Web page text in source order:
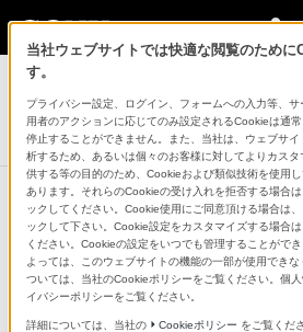
デジタル一眼カメラ α（アルファ）
縦位置グリップ
VG-C3EM
デジタル一眼カメラ“α”[Eマウント]
デジタル一眼カメラ“α”[Eマウ
当社ウェブサイトでは快適な閲覧のため
す。
プライバシー設定、ログイン、フォームへの入力等、
用者のアクションに応じてのみ設定されるCookieは通
停止することができません。また、当社は、ウェブサ
析するため、あるいは個々のお客様に対してよりカス
供する等の目的のため、Cookieおよび類似技術を使用
あります。それらのCookieの受け入れを拒否する場合
ックしてください。Cookie使用にご同意頂ける場合は
ックして下さい。Cookie設定をカスタマイズする場合
ください。Cookieの設定をいつでも管理することがで
よっては、このウェブサイトの機能の一部が使用でき
ついては、当社のCookieポリシーをご覧ください。個
イバシーポリシーをご覧ください。
詳細については、当社の Cookieポリシー をご覧くだ